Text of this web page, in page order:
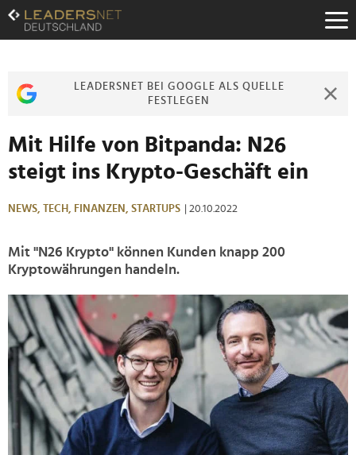
Zum
Inhalt
Zur
Zur
LEADERSNET BEI GOOGLE ALS QUELLE
FESTLEGEN
Mit Hilfe von Bitpanda: N26
steigt ins Krypto-Geschäft ein
NEWS, TECH, FINANZEN, STARTUPS | 20.10.2022
Mit "N26 Krypto" können Kunden knapp 200
Kryptowährungen handeln.
>